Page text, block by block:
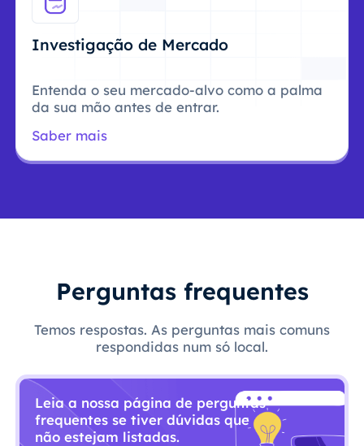
Investigação de Mercado
Entenda o seu mercado-alvo como a palma
da sua mão antes de entrar.
Saber mais
Perguntas frequentes
Temos respostas. As perguntas mais comuns
respondidas num só local.
Leia a nossa página de perguntas
frequentes se tiver dúvidas que
não estejam listadas.